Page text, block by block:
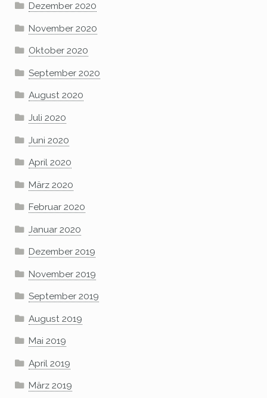
Dezember 2020
November 2020
Oktober 2020
September 2020
August 2020
Juli 2020
Juni 2020
April 2020
März 2020
Februar 2020
Januar 2020
Dezember 2019
November 2019
September 2019
August 2019
Mai 2019
April 2019
März 2019